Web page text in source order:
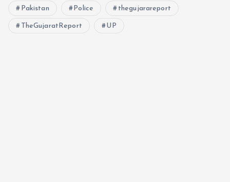
Pakistan Police thegujarareport
TheGujaratReport UP